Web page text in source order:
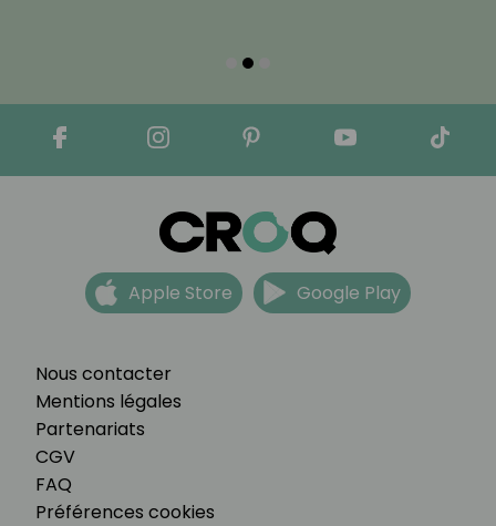
Nous contacter
Mentions légales
Partenariats
CGV
FAQ
Préférences cookies
Apple Store Google Play